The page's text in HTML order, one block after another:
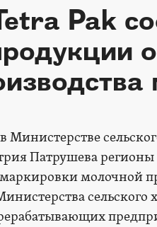
Pak
Министерстве
Патрушева регионы
молочной